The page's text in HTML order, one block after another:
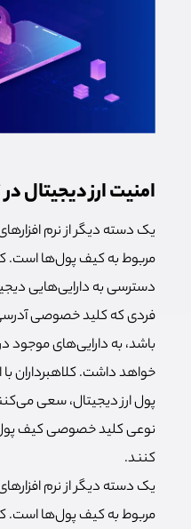
امنیت ارز دیجیتال
یک دسته دیگر از نرم
مربوط به کیف پول‌ها است.
دسترسی به دارایی‌هایی
فردی که کلید خصوصی
باشد، به دارایی‌های
خواهد داشت. کلاهبرداران
پول ارز دیجیتال، سعی
نوعی کلید خصوصی کیف
کنند.
یک دسته دیگر از نرم
مربوط به کیف پول‌ها است.